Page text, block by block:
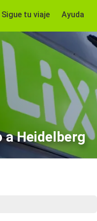
Sigue tu viaje Ayuda
a Heidelberg